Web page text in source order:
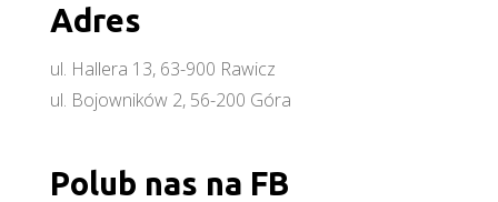
Adres
ul. Hallera 13, 63-900 Rawicz
ul. Bojowników 2, 56-200 Góra
Polub nas na FB